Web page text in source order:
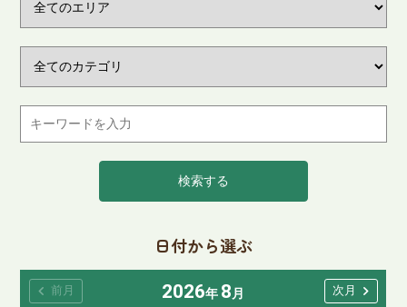
日付から選ぶ
2026年8月
chevron_left 前月 次月 chevron_right
検索する